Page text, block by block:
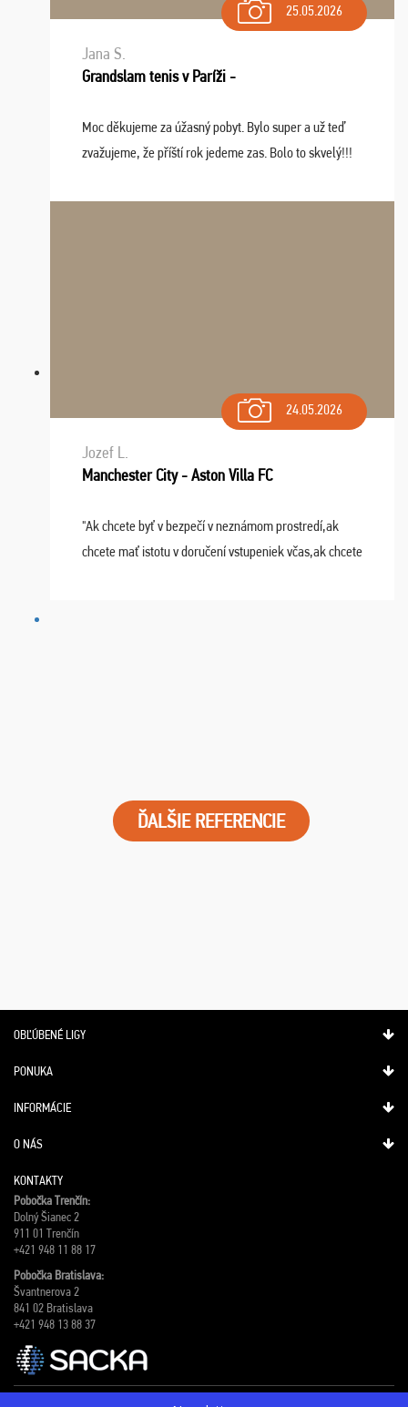
25.05.2026
Jana S.
Grandslam tenis v Paríži -
Moc děkujeme za úžasný pobyt. Bylo super a už teď
zvažujeme, že příští rok jedeme zas. Bolo to skvelý!!!
24.05.2026
Jozef L.
Manchester City - Aston Villa FC
"Ak chcete byť v bezpečí v neznámom prostredí,ak
chcete mať istotu v doručení vstupeniek včas,ak chcete
ĎALŠIE REFERENCIE
OBĽÚBENÉ LIGY
PONUKA
INFORMÁCIE
O NÁS
KONTAKTY
Pobočka Trenčín:
Dolný Šianec 2
911 01 Trenčín
+421 948 11 88 17
Pobočka Bratislava:
Švantnerova 2
841 02 Bratislava
+421 948 13 88 37